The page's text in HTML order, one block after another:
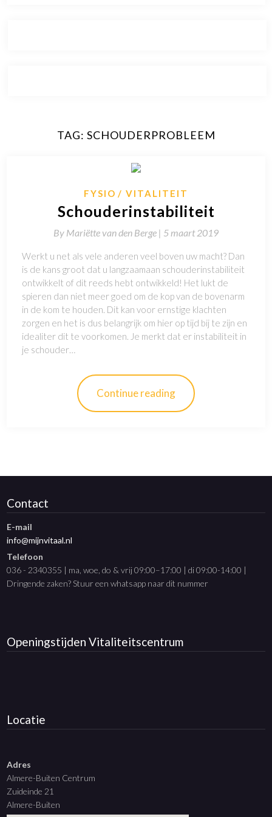
TAG: SCHOUDERPROBLEEM
FYSIO VITALITEIT
Schouderinstabiliteit
By Mariëtte van den Berge | 5 maart 2019
Werkt u net als vele anderen veel boven uw macht? Dan
is de kans groot dat u langzaamaan schouderinstabiliteit
ontwikkelt of dit reeds hebt ontwikkeld! Het lukt de
spieren dan niet meer goed om de kop van de bovenarm
in de kom te houden. Dit kan voor ernstige klachten
zorgen en het is dus belangrijk om hier op tijd bij te zijn en
idealiter dit te voorkomen. Je merkt dat er instabiliteit in
je schouder…
Continue reading
Contact
E-mail
info@mijnvitaal.nl
Telefoon
036 - 2340355 | ma, woe, do & vrij 09:00–17:00 | di 09:00-14:00 |
Dringende zaken? Stuur een whatsapp naar dit nummer
OpeningstijdenVitaliteitscentrum
Locatie
Adres
Almere-Buiten Centrum
Zuideinde 21
Almere-Buiten